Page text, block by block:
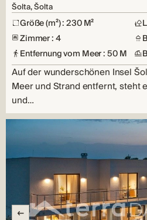
Šolta, Šolta
Größe (m²) : 230 M²
Zimmer : 4
Entfernung vom Meer : 50 M
Auf der wunderschönen Insel
Meer und Strand entfernt, steht
und…